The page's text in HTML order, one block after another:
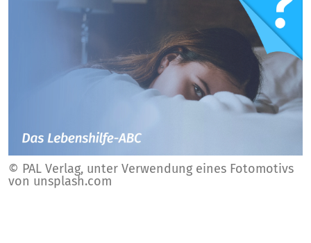
© PAL Verlag, unter Verwendung eines Fotomotivs
von unsplash.com